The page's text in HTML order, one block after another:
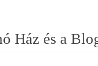
Ház és a